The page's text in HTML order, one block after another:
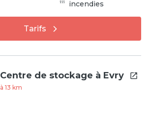
incendies
Tarifs
Centre de stockage à Evry
à 13 km